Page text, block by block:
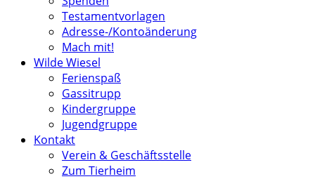
Testamentvorlagen
Adresse-/Kontoänderung
Mach mit!
Wilde Wiesel
Ferienspaß
Gassitrupp
Kindergruppe
Jugendgruppe
Kontakt
Verein & Geschäftsstelle
Zum Tierheim